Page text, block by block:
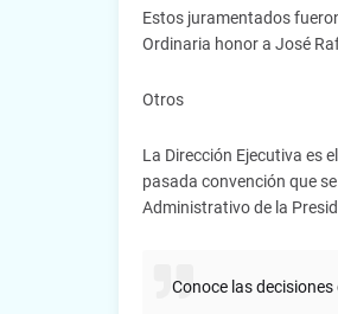
Estos juramentados
Ordinaria honor a José
Otros
La Dirección Ejecutiva es
pasada convención que
Administrativo de la
Conoce las